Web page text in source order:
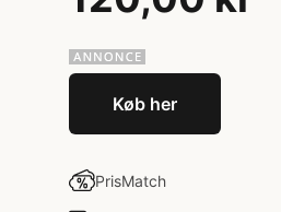
Køb her
PrisMatch